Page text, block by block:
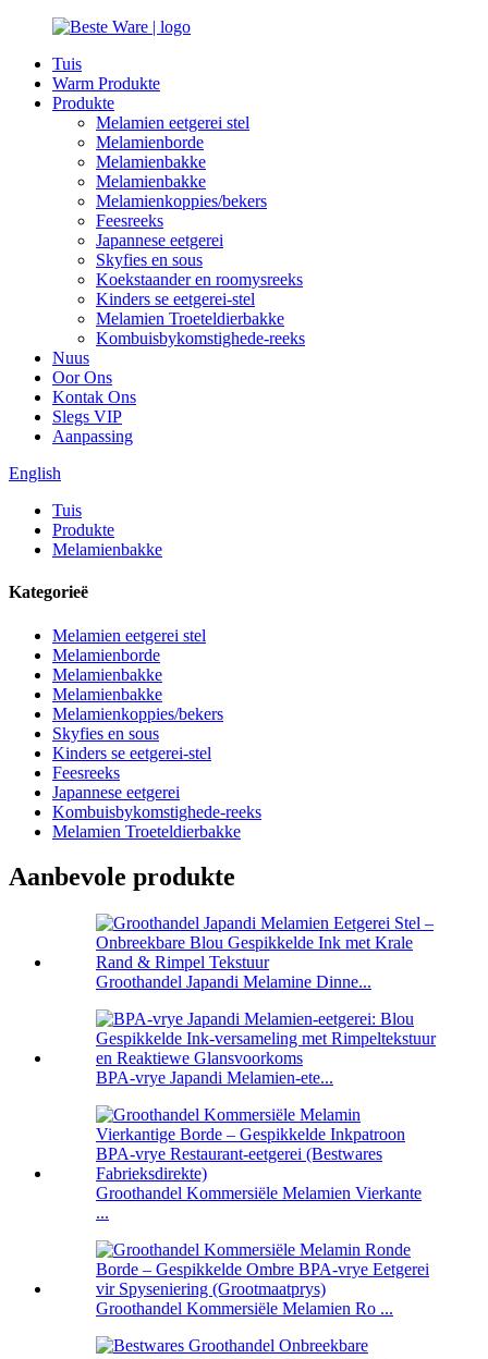
Tuis
Warm Produkte
Produkte
Melamien eetgerei stel
Melamienborde
Melamienbakke
Melamienbakke
Melamienkoppies/bekers
Feesreeks
Japannese eetgerei
Skyfies en sous
Koekstaander en roomysreeks
Kinders se eetgerei-stel
Melamien Troeteldierbakke
Kombuisbykomstighede-reeks
Nuus
Oor Ons
Kontak Ons
Slegs VIP
Aanpassing
English
Tuis
Produkte
Melamienbakke
Kategorieë
Melamien eetgerei stel
Melamienborde
Melamienbakke
Melamienbakke
Melamienkoppies/bekers
Skyfies en sous
Kinders se eetgerei-stel
Feesreeks
Japannese eetgerei
Kombuisbykomstighede-reeks
Melamien Troeteldierbakke
Aanbevole produkte
Groothandel Japandi Melamine Dinne...
BPA-vrye Japandi Melamien-ete...
Groothandel Kommersiële Melamien Vierkante
...
Groothandel Kommersiële Melamien Ro ...